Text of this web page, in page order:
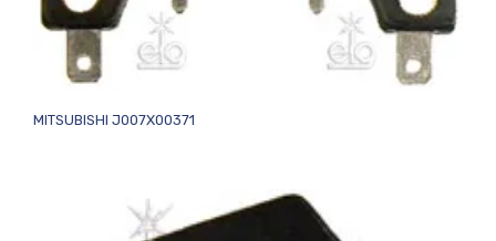
MITSUBISHI J007X00371